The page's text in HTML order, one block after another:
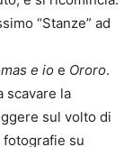
“Stanze” ad
e io e Ororo.
scavare la
sul volto di
su